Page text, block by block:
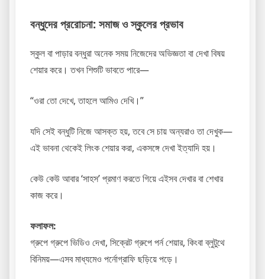
বন্ধুদের প্ররোচনা: সমাজ ও স্কুলের প্রভাব
স্কুল বা পাড়ার বন্ধুরা অনেক সময় নিজেদের অভিজ্ঞতা বা দেখা বিষয়
শেয়ার করে। তখন শিশুটি ভাবতে পারে—
“ওরা তো দেখে, তাহলে আমিও দেখি।”
যদি সেই বন্ধুটি নিজে আসক্ত হয়, তবে সে চায় অন্যরাও তা দেখুক—
এই ভাবনা থেকেই লিংক শেয়ার করা, একসঙ্গে দেখা ইত্যাদি হয়।
কেউ কেউ আবার ‘সাহস’ প্রমাণ করতে গিয়ে এইসব দেখার বা শেখার
কাজ করে।
ফলাফল:
গ্রুপে গ্রুপে ভিডিও দেখা, সিক্রেট গ্রুপে পর্ন শেয়ার, কিংবা ব্লুটুথে
বিনিময়—এসব মাধ্যমেও পর্নোগ্রাফি ছড়িয়ে পড়ে।